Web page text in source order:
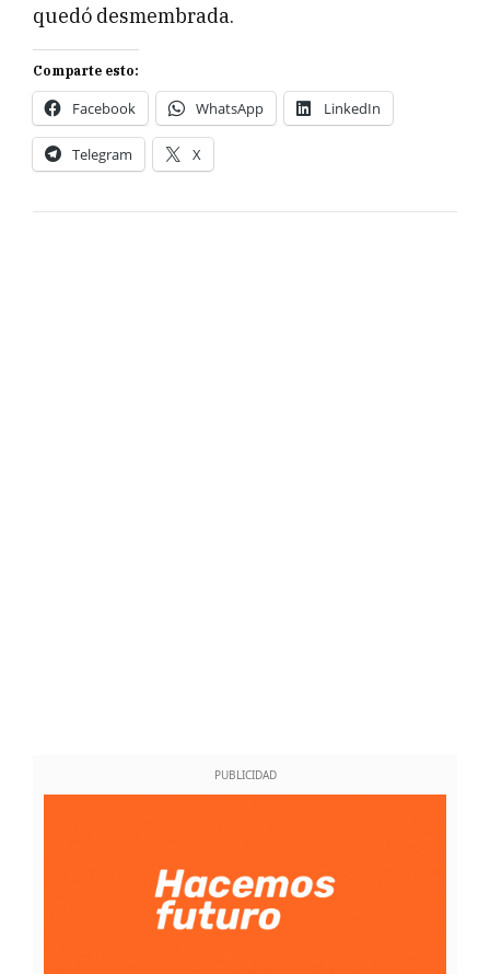
quedó desmembrada.
Comparte esto:
Facebook WhatsApp LinkedIn
Telegram X